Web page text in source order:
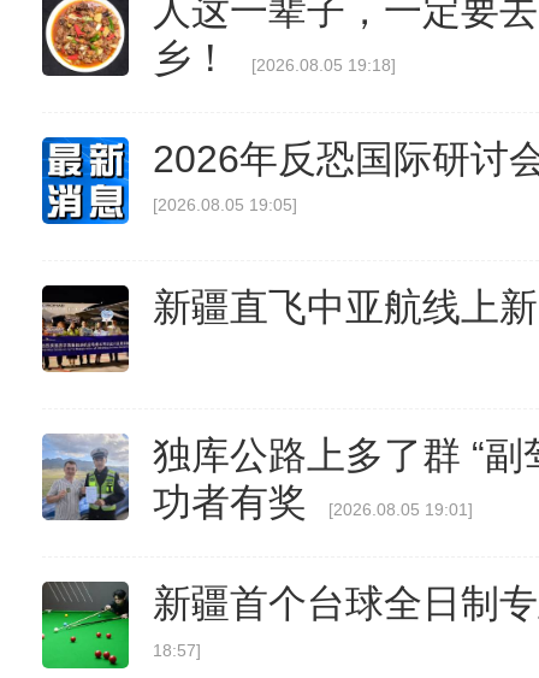
人这一辈子，一定要
乡！
[2026.08.05 19:18]
2026年反恐国际研讨
[2026.08.05 19:05]
新疆直飞中亚航线上
独库公路上多了群 “
功者有奖
[2026.08.05 19:01]
新疆首个台球全日制
18:57]